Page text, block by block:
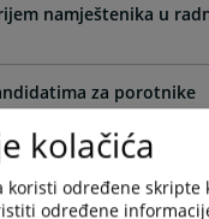
forward
interact
with
calendar
select
namještenika u
za porotnike
u radni odnos na
kolačića
koristi određene skripte
određene